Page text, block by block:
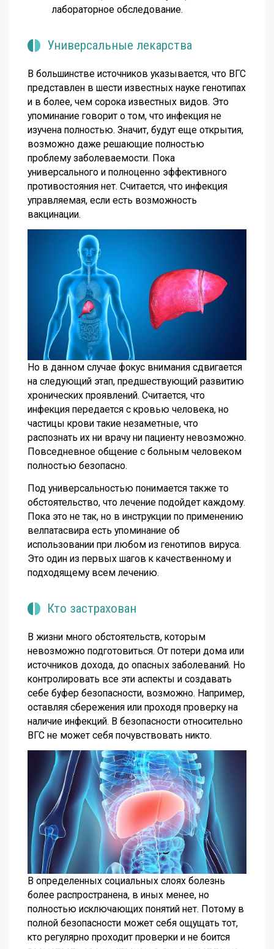
лабораторное обследование.
Универсальные лекарства
В большинстве источников указывается, что ВГС
представлен в шести известных науке генотипах
и в более, чем сорока известных видов. Это
упоминание говорит о том, что инфекция не
изучена полностью. Значит, будут еще открытия,
возможно даже решающие полностью
проблему заболеваемости. Пока
универсального и полноценно эффективного
противостояния нет. Считается, что инфекция
управляемая, если есть возможность
вакцинации.
Но в данном случае фокус внимания сдвигается
на следующий этап, предшествующий развитию
хронических проявлений. Считается, что
инфекция передается с кровью человека, но
частицы крови такие незаметные, что
распознать их ни врачу ни пациенту невозможно.
Повседневное общение с больным человеком
полностью безопасно.
Под универсальностью понимается также то
обстоятельство, что лечение подойдет каждому.
Пока это не так, но в инструкции по применению
велпатасвира есть упоминание об
использовании при любом из генотипов вируса.
Это один из первых шагов к качественному и
подходящему всем лечению.
Кто застрахован
В жизни много обстоятельств, которым
невозможно подготовиться. От потери дома или
источников дохода, до опасных заболеваний. Но
контролировать все эти аспекты и создавать
себе буфер безопасности, возможно. Например,
оставляя сбережения или проходя проверку на
наличие инфекций. В безопасности относительно
ВГС не может себя почувствовать никто.
В определенных социальных слоях болезнь
более распространена, в иных менее, но
полностью исключающих понятий нет. Потому в
полной безопасности может себя ощущать тот,
кто регулярно проходит проверки и не боится